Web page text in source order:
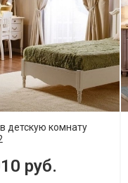
детскую комнату
руб.